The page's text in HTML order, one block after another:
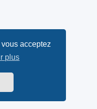
acceptez
plus